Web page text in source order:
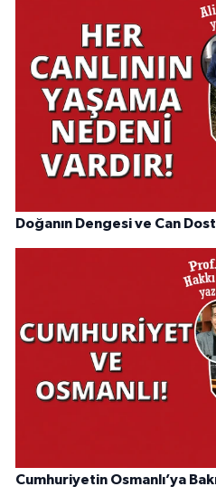
Doğanın Dengesi ve Can
Cumhuriyetin Osmanlı’ya